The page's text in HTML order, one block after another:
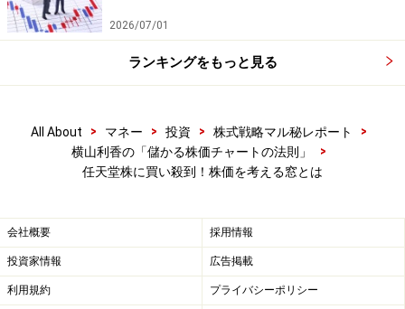
2026/07/01
ランキングをもっと見る
All About > マネー > 投資 > 株式戦略マル秘レポート
>
横山利香の「儲かる株価チャートの法則」
>
任天堂株に買い殺到！株価を考える窓とは
会社概要 採用情報
投資家情報 広告掲載
利用規約 プライバシーポリシー